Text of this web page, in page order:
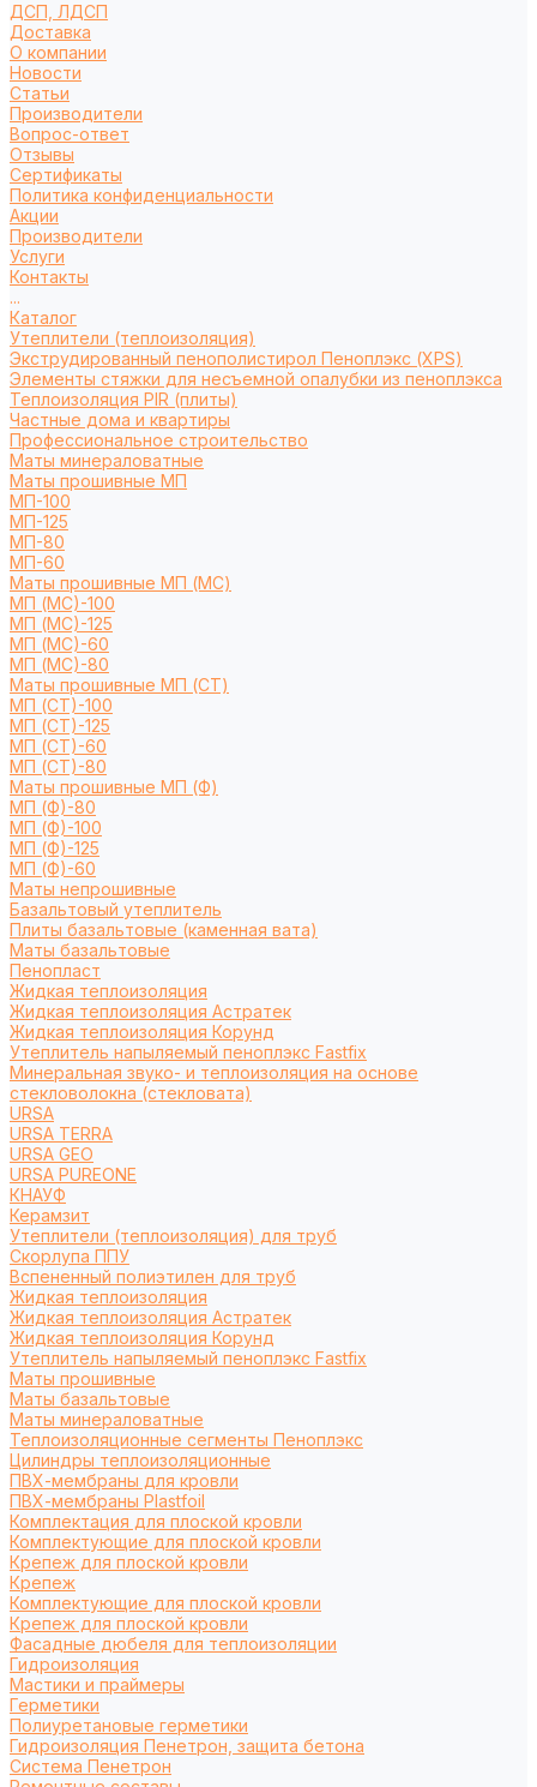
ДСП, ЛДСП
Доставка
О компании
Новости
Статьи
Производители
Вопрос-ответ
Отзывы
Сертификаты
Политика конфиденциальности
Акции
Производители
Услуги
Контакты
...
Каталог
Утеплители (теплоизоляция)
Экструдированный пенополистирол Пеноплэкс (XPS)
Элементы стяжки для несъемной опалубки из пеноплэкса
Теплоизоляция PIR (плиты)
Частные дома и квартиры
Профессиональное строительство
Маты минераловатные
Маты прошивные МП
МП-100
МП-125
МП-80
МП-60
Маты прошивные МП (МС)
МП (МС)-100
МП (МС)-125
МП (МС)-60
МП (МС)-80
Маты прошивные МП (СТ)
МП (СТ)-100
МП (СТ)-125
МП (СТ)-60
МП (СТ)-80
Маты прошивные МП (Ф)
МП (Ф)-80
МП (Ф)-100
МП (Ф)-125
МП (Ф)-60
Маты непрошивные
Базальтовый утеплитель
Плиты базальтовые (каменная вата)
Маты базальтовые
Пенопласт
Жидкая теплоизоляция
Жидкая теплоизоляция Астратек
Жидкая теплоизоляция Корунд
Утеплитель напыляемый пеноплэкс Fastfix
Минеральная звуко- и теплоизоляция на основе
стекловолокна (стекловата)
URSA
URSA TERRA
URSA GEO
URSA PUREONE
КНАУФ
Керамзит
Утеплители (теплоизоляция) для труб
Cкорлупа ППУ
Вспененный полиэтилен для труб
Жидкая теплоизоляция
Жидкая теплоизоляция Астратек
Жидкая теплоизоляция Корунд
Утеплитель напыляемый пеноплэкс Fastfix
Маты прошивные
Маты базальтовые
Маты минераловатные
Теплоизоляционные сегменты Пеноплэкс
Цилиндры теплоизоляционные
ПВХ-мембраны для кровли
ПВХ-мембраны Plastfoil
Комплектация для плоской кровли
Комплектующие для плоской кровли
Крепеж для плоской кровли
Крепеж
Комплектующие для плоской кровли
Крепеж для плоской кровли
Фасадные дюбеля для теплоизоляции
Гидроизоляция
Мастики и праймеры
Герметики
Полиуретановые герметики
Гидроизоляция Пенетрон, защита бетона
Система Пенетрон